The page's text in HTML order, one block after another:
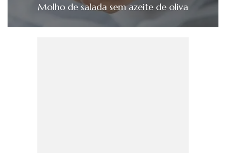
Molho de salada sem azeite de oliva